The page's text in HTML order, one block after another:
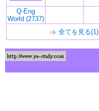
Q-Eng
World (2737)
全てを見る(1)